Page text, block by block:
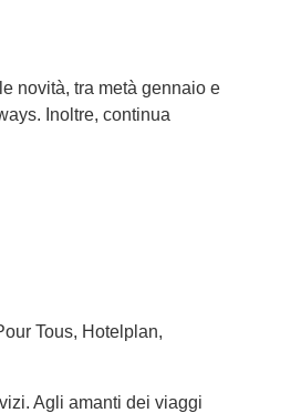
novità, tra metà gennaio e
Inoltre, continua
Tous, Hotelplan,
Agli amanti dei viaggi